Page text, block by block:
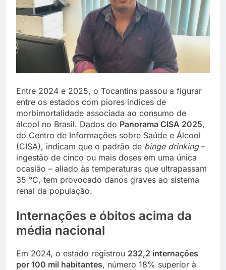
Entre 2024 e 2025, o Tocantins passou a figurar
entre os estados com piores índices de
morbimortalidade associada ao consumo de
álcool no Brasil. Dados do Panorama CISA 2025,
do Centro de Informações sobre Saúde e Álcool
(CISA), indicam que o padrão de binge drinking–
ingestão de cinco ou mais doses em uma única
ocasião – aliado às temperaturas que ultrapassam
35 °C, tem provocado danos graves ao sistema
renal da população.
Internações e óbitos acima da
média nacional
Em 2024, o estado registrou 232,2 internações
por 100 mil habitantes, número 18% superior à